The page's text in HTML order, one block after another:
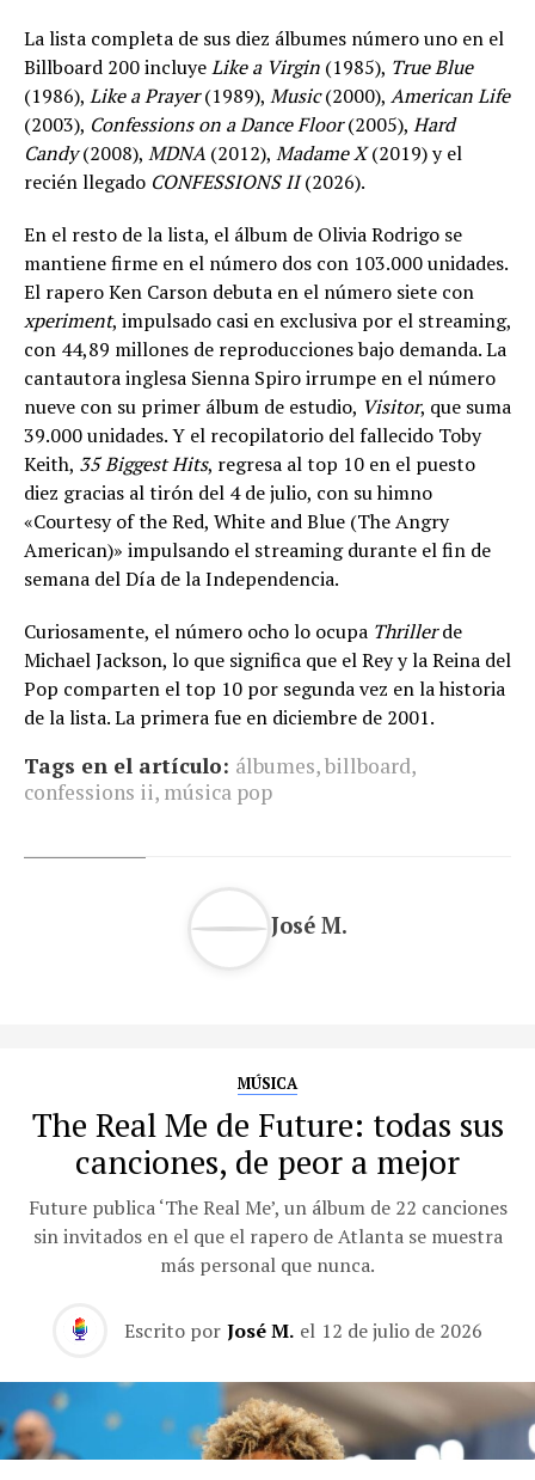
La lista completa de sus diez álbumes número uno en el
Billboard 200 incluyeLike a Virgin (1985), True Blue
(1986), Like a Prayer(1989), Music(2000), American Life
(2003), Confessions on a Dance Floor(2005), Hard
Candy(2008), MDNA (2012), Madame X(2019) y el
recién llegado CONFESSIONS II(2026).
En el resto de la lista, el álbum de Olivia Rodrigo se
mantiene firme en el número dos con 103.000 unidades.
El rapero Ken Carson debuta en el número siete con
xperiment, impulsado casi en exclusiva por el streaming,
con 44,89 millones de reproducciones bajo demanda. La
cantautora inglesa Sienna Spiro irrumpe en el número
nueve con su primer álbum de estudio, Visitor, que suma
39.000 unidades. Y el recopilatorio del fallecido Toby
Keith, 35 Biggest Hits, regresa al top 10 en el puesto
diez gracias al tirón del 4 de julio, con su himno
«Courtesy of the Red, White and Blue (The Angry
American)» impulsando el streaming durante el fin de
semana del Día de la Independencia.
Curiosamente, el número ocho lo ocupa Thrillerde
Michael Jackson, lo que significa que el Rey y la Reina del
Pop comparten el top 10 por segunda vez en la historia
de la lista. La primera fue en diciembre de 2001.
Tags en el artículo: álbumes,billboard,
confessions ii, música pop
José M.
MÚSICA
The Real Me de Future: todas sus
canciones, de peor a mejor
Future publica ‘The Real Me’, un álbum de 22 canciones
sin invitados en el que el rapero de Atlanta se muestra
más personal que nunca.
Escrito por José M. el 12 de julio de 2026